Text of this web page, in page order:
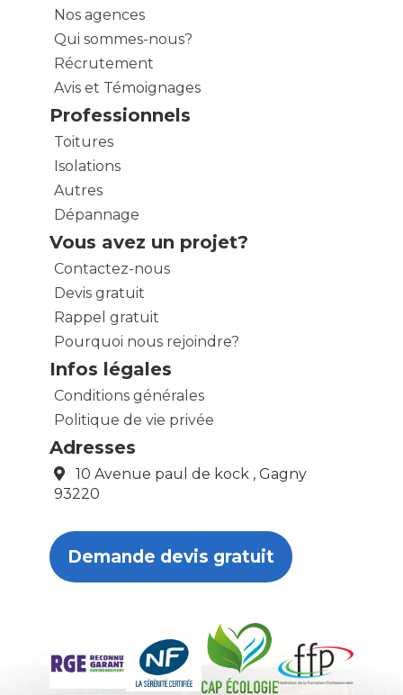
Nos agences
Qui sommes-nous?
Récrutement
Avis et Témoignages
Professionnels
Toitures
Isolations
Autres
Dépannage
Vous avez un projet?
Contactez-nous
Devis gratuit
Rappel gratuit
Pourquoi nous rejoindre?
Infos légales
Conditions générales
Politique de vie privée
Adresses
10 Avenue paul de kock , Gagny
93220
Demande devis gratuit